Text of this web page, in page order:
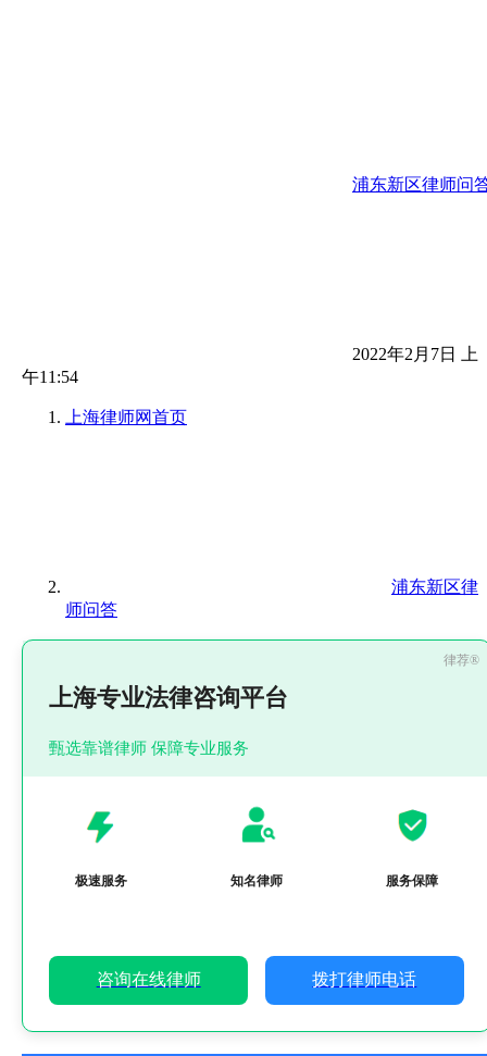
浦东新区律师问
2022年2月7日 上
午11:54
上海律师网首页
浦东新区律
师问答
上海专业法律咨询平台
甄选靠谱律师 保障专业服务
极速服务 知名律师 服务保障
咨询在线律师 拨打律师电话